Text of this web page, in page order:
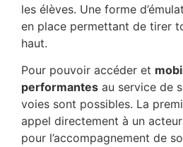
les élèves. Une forme
en place permettant de tirer
haut.
Pour pouvoir accéder et
performantes au service de
voies sont possibles. La
appel directement à un
pour l’accompagnement de